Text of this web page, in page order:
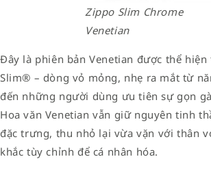
Zippo Slim Chrome
Venetian
Đây là phiên bản Venetian được thể
Slim® – dòng vỏ mỏng, nhẹ ra mắt từ
đến những người dùng ưu tiên sự gọn
Hoa văn Venetian vẫn giữ nguyên tinh
đặc trưng, thu nhỏ lại vừa vặn với thân
khắc tùy chỉnh để cá nhân hóa.